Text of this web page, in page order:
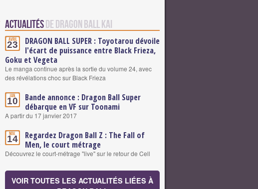
Actualitésde Dragon Ball Kai
Avril
23
DRAGON BALL SUPER : Toyotarou dévoile
l'écart de puissance entre Black Frieza,
Goku et Vegeta
Le manga continue après la sortie du volume 24, avec
des révélations choc sur Black Frieza
Jan.
10
Bande annonce : Dragon Ball Super
débarque en VF sur Toonami
A partir du 17 janvier 2017
Nov.
14
Regardez Dragon Ball Z : The Fall of
Men, le court métrage
Découvrez le court-métrage "live" sur le retour de Cell
VOIR TOUTES LES ACTUALITÉS LIÉES À